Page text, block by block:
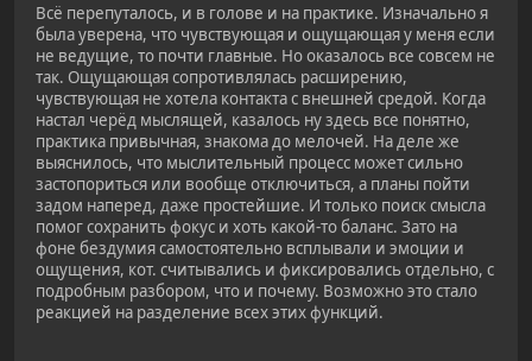
Всё перепуталось, и в голове и на практике. Изначально я
была уверена, что чувствующая и ощущающая у меня если
не ведущие, то почти главные. Но оказалось все совсем не
так. Ощущающая сопротивлялась расширению,
чувствующая не хотела контакта с внешней средой. Когда
настал черёд мыслящей, казалось ну здесь все понятно,
практика привычная, знакома до мелочей. На деле же
выяснилось, что мыслительный процесс может сильно
застопориться или вообще отключиться, а планы пойти
задом наперед, даже простейшие. И только поиск смысла
помог сохранить фокус и хоть какой-то баланс. Зато на
фоне бездумия самостоятельно всплывали и эмоции и
ощущения, кот. считывались и фиксировались отдельно, с
подробным разбором, что и почему. Возможно это стало
реакцией на разделение всех этих функций.